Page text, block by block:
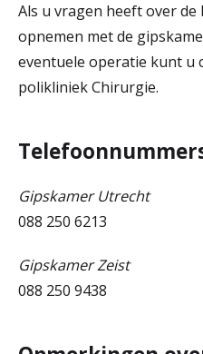
Als u vragen heeft over
opnemen met de
eventuele operatie kunt u
polikliniek Chirurgie.
Gipskamer Utrecht
088 250 6213
Gipskamer Zeist
088 250 9438